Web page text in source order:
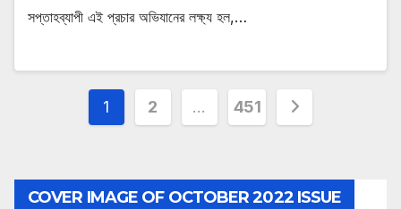
সপ্তাহব্যাপী এই প্রচার অভিযানের লক্ষ্য হল,…
Posts
1 2 … 451
COVER IMAGE OF OCTOBER 2022 ISSUE